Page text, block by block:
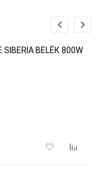
BELЁК 800W
Добавить